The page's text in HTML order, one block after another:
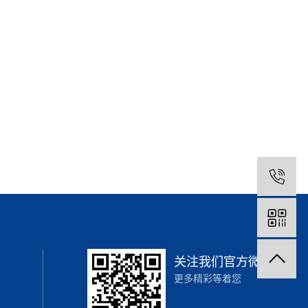
关注我们官方微信
更多精彩等着您